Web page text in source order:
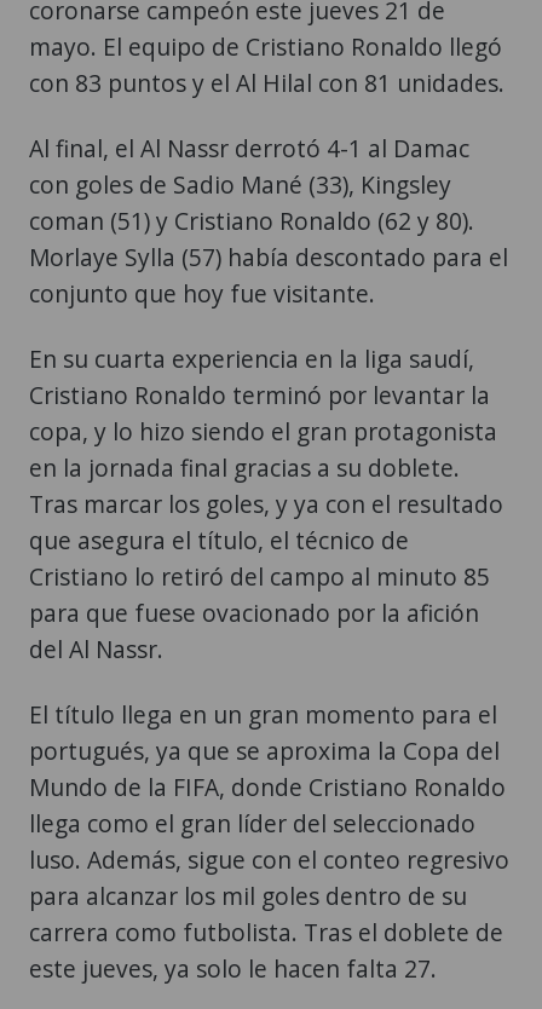
coronarse campeón este jueves 21 de
mayo. El equipo de Cristiano Ronaldo llegó
con 83 puntos y el Al Hilal con 81 unidades.
Al final, el Al Nassr derrotó 4-1 al Damac
con goles de Sadio Mané (33), Kingsley
coman (51) y Cristiano Ronaldo (62 y 80).
Morlaye Sylla (57) había descontado para el
conjunto que hoy fue visitante.
En su cuarta experiencia en la liga saudí,
Cristiano Ronaldo terminó por levantar la
copa, y lo hizo siendo el gran protagonista
en la jornada final gracias a su doblete.
Tras marcar los goles, y ya con el resultado
que asegura el título, el técnico de
Cristiano lo retiró del campo al minuto 85
para que fuese ovacionado por la afición
del Al Nassr.
El título llega en un gran momento para el
portugués, ya que se aproxima la Copa del
Mundo de la FIFA, donde Cristiano Ronaldo
llega como el gran líder del seleccionado
luso. Además, sigue con el conteo regresivo
para alcanzar los mil goles dentro de su
carrera como futbolista. Tras el doblete de
este jueves, ya solo le hacen falta 27.